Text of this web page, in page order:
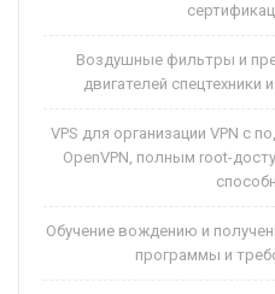
Воздушные фильтры и
двигателей спецтехники
VPS для организации VPN с
OpenVPN, полным root-
Обучение вождению и
программы и